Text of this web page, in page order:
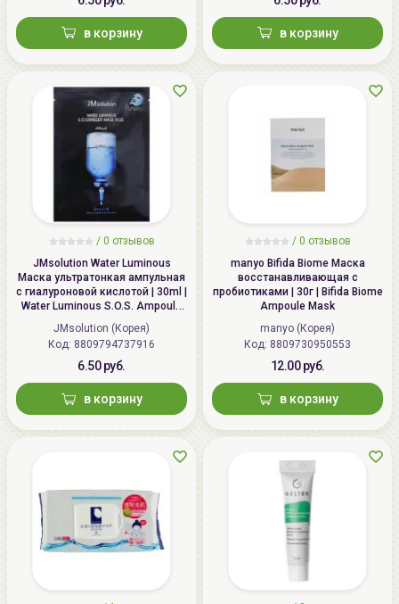
в корзину в корзину
/ 0 отзывов
JMsolution Water Luminous
Маска ультратонкая ампульная
с гиалуроновой кислотой | 30ml |
Water Luminous S.O.S. Ampoule
Hyaluronic Mask Plus
JMsolution (Корея)
Код: 8809794737916
6.50 руб.
в корзину
/ 0 отзывов
manyo Bifida Biome Маска
восстанавливающая с
пробиотиками | 30г | Bifida Biome
Ampoule Mask
manyo (Корея)
Код: 8809730950553
12.00 руб.
в корзину